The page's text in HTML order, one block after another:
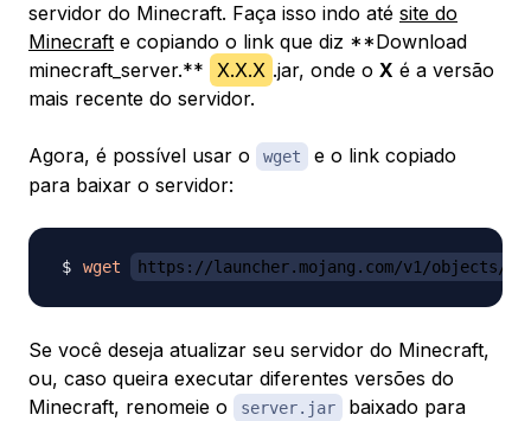
servidor do Minecraft. Faça isso indo até site do
Minecraft e copiando o link que diz **Download
minecraft_server.**​​​ X.X.X .jar, onde o X é a versão
mais recente do servidor.
Agora, é possível usar o wget
e o link copiado
para baixar o servidor:
wget https://launcher.mojang.com/v1/objects/
Se você deseja atualizar seu servidor do Minecraft,
ou, caso queira executar diferentes versões do
Minecraft, renomeie o
server.jar baixado para